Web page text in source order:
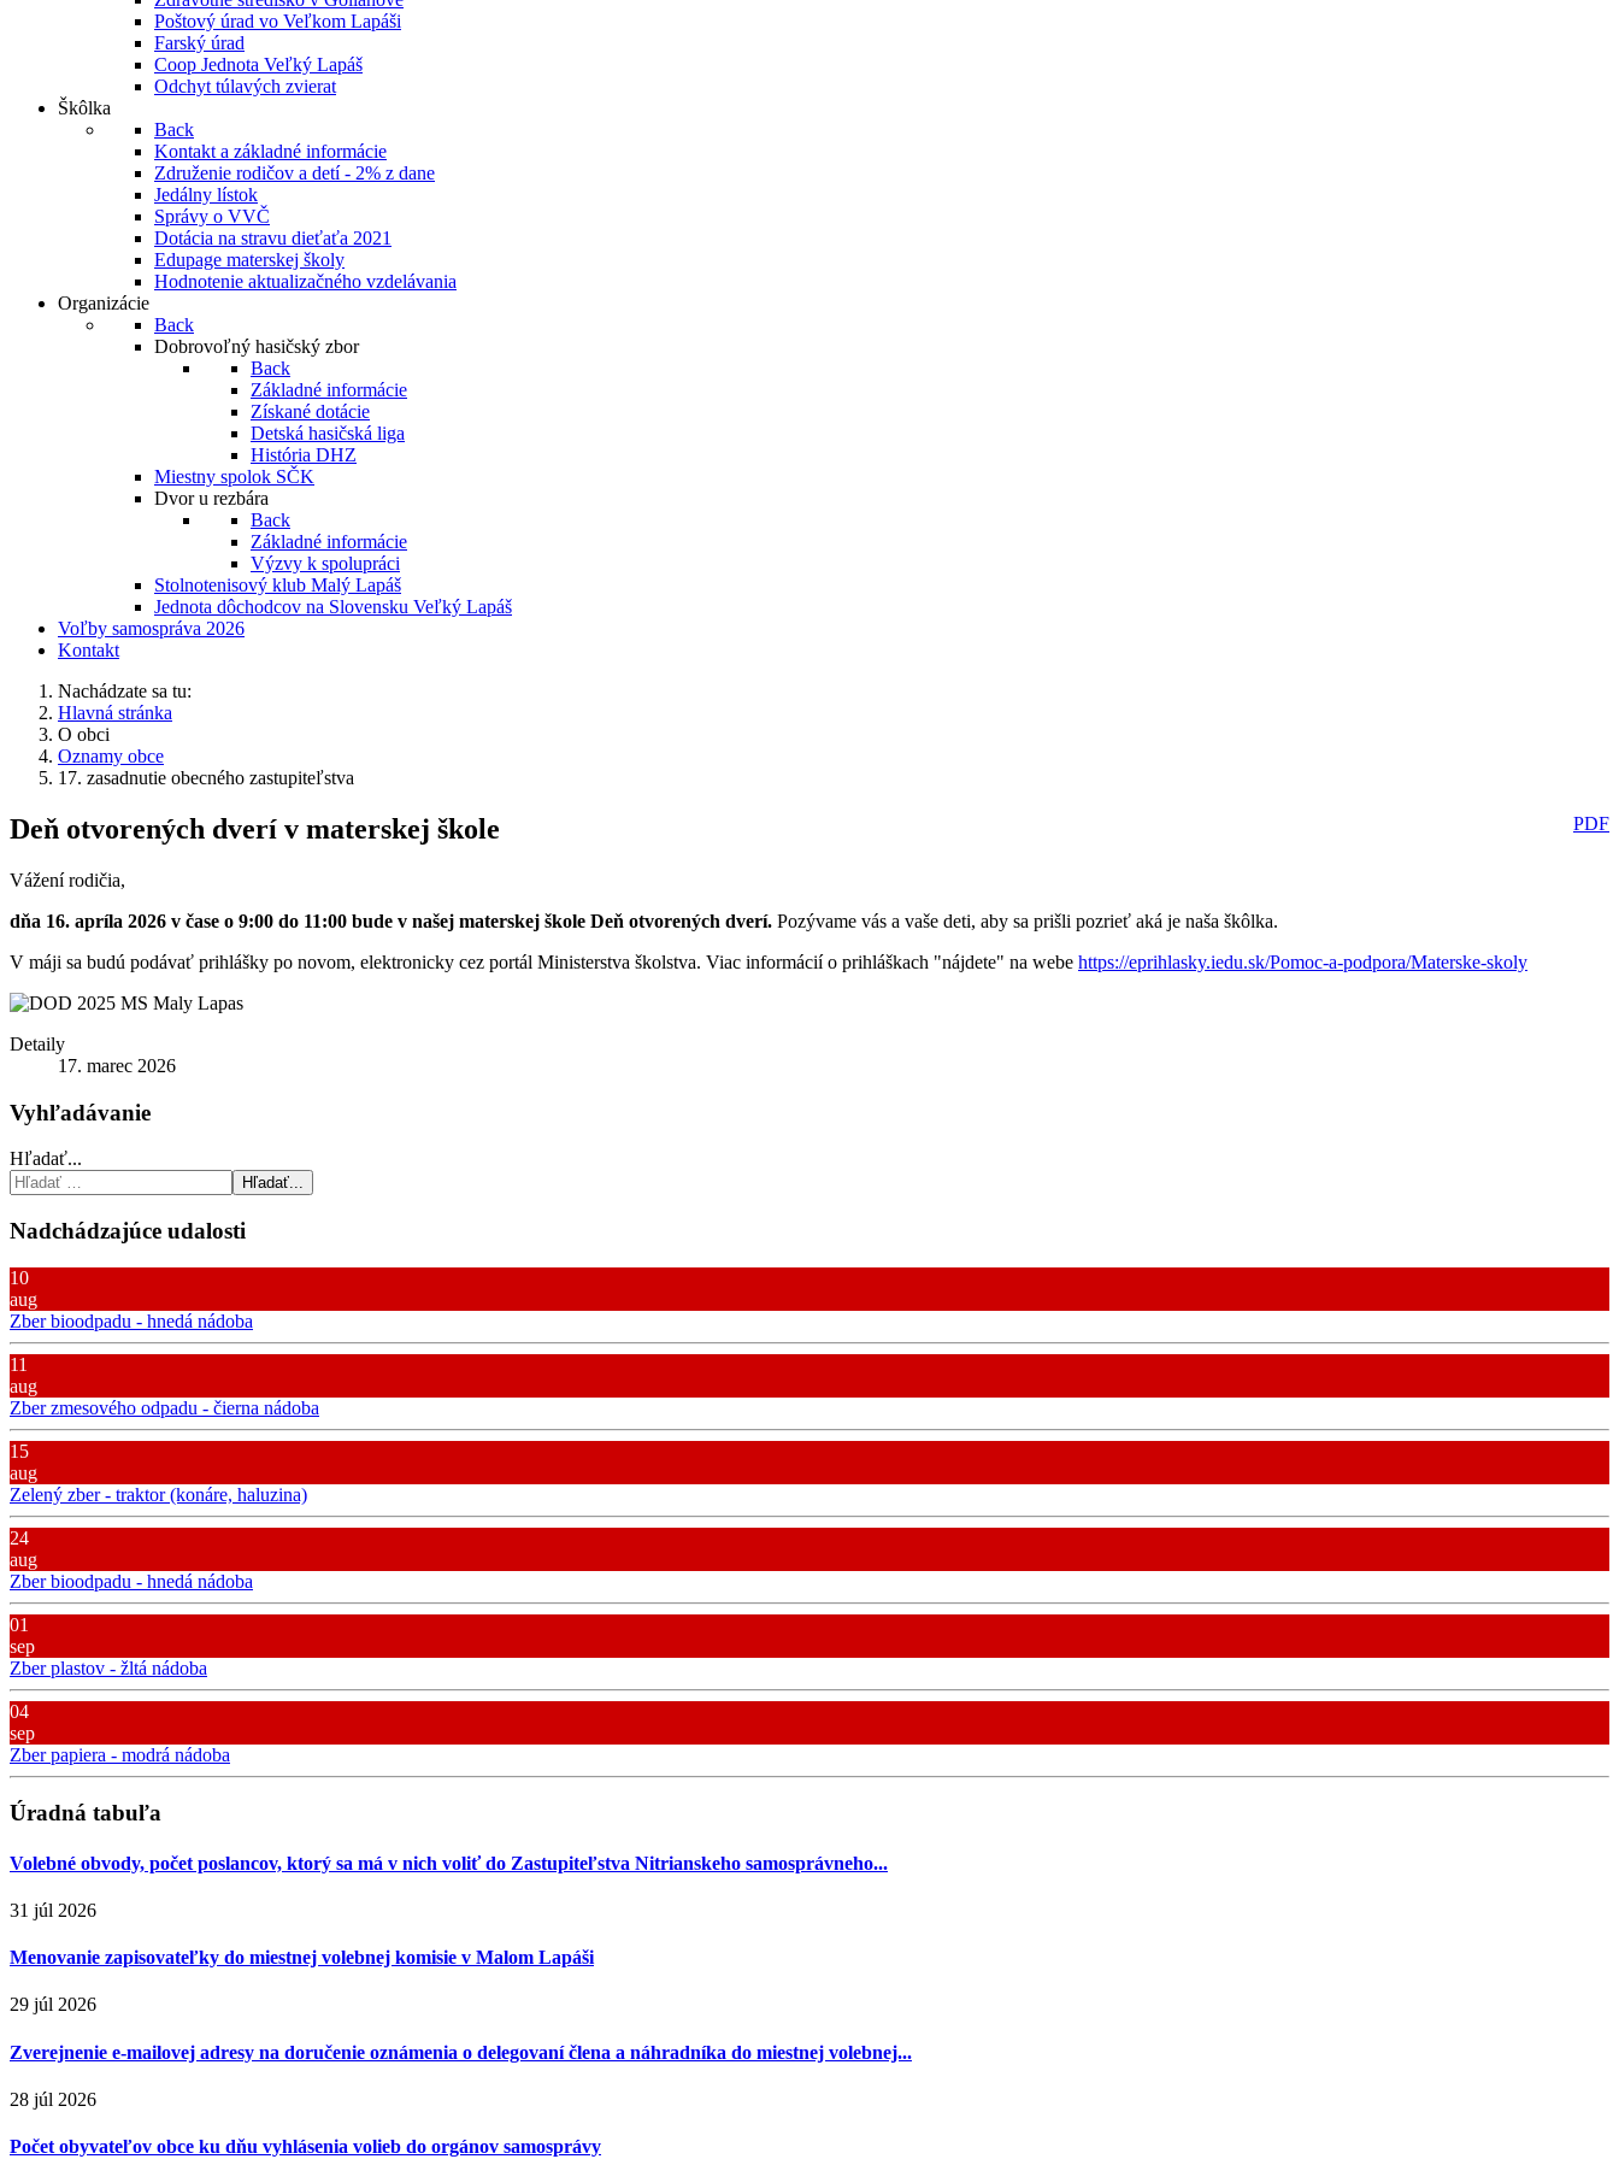
Poštový úrad vo Veľkom Lapáši
Farský úrad
Coop Jednota Veľký Lapáš
Odchyt túlavých zvierat
Škôlka
Back
Kontakt a základné informácie
Združenie rodičov a detí - 2% z dane
Jedálny lístok
Správy o VVČ
Dotácia na stravu dieťaťa 2021
Edupage materskej školy
Hodnotenie aktualizačného vzdelávania
Organizácie
Back
Dobrovoľný hasičský zbor
Back
Základné informácie
Získané dotácie
Detská hasičská liga
História DHZ
Miestny spolok SČK
Dvor u rezbára
Back
Základné informácie
Výzvy k spolupráci
Stolnotenisový klub Malý Lapáš
Jednota dôchodcov na Slovensku Veľký Lapáš
Voľby samospráva 2026
Kontakt
Nachádzate sa tu:
Hlavná stránka
O obci
Oznamy obce
17. zasadnutie obecného zastupiteľstva
PDF
Deň otvorených dverí v materskej škole
Vážení rodičia,
dňa 16. apríla 2026 v čase o 9:00 do 11:00 bude v našej materskej škole Deň otvorených dverí. Pozývame vás a vaše deti, aby sa prišli pozrieť aká je naša škôlka.
V máji sa budú podávať prihlášky po novom, elektronicky cez portál Ministerstva školstva. Viac informácií o prihláškach "nájdete" na webe https://eprihlasky.iedu.sk/Pomoc-a-podpora/Materske-skoly
Detaily
17. marec 2026
Vyhľadávanie
Hľadať...
Hľadať...
Nadchádzajúce udalosti
10
aug
Zber bioodpadu - hnedá nádoba
11
aug
Zber zmesového odpadu - čierna nádoba
15
aug
Zelený zber - traktor (konáre, haluzina)
24
aug
Zber bioodpadu - hnedá nádoba
01
sep
Zber plastov - žltá nádoba
04
sep
Zber papiera - modrá nádoba
Úradná tabuľa
Volebné obvody, počet poslancov, ktorý sa má v nich voliť do Zastupiteľstva Nitrianskeho samosprávneho...
31 júl 2026
Menovanie zapisovateľky do miestnej volebnej komisie v Malom Lapáši
29 júl 2026
Zverejnenie e-mailovej adresy na doručenie oznámenia o delegovaní člena a náhradníka do miestnej volebnej...
28 júl 2026
Počet obyvateľov obce ku dňu vyhlásenia volieb do orgánov samosprávy